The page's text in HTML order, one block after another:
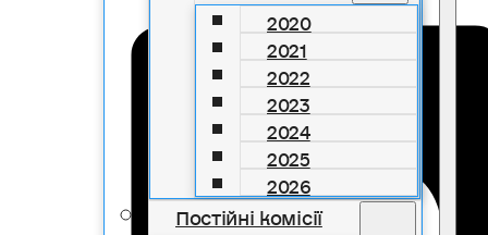
2020
2021
2022
2023
2024
2025
2026
Постійні комісії